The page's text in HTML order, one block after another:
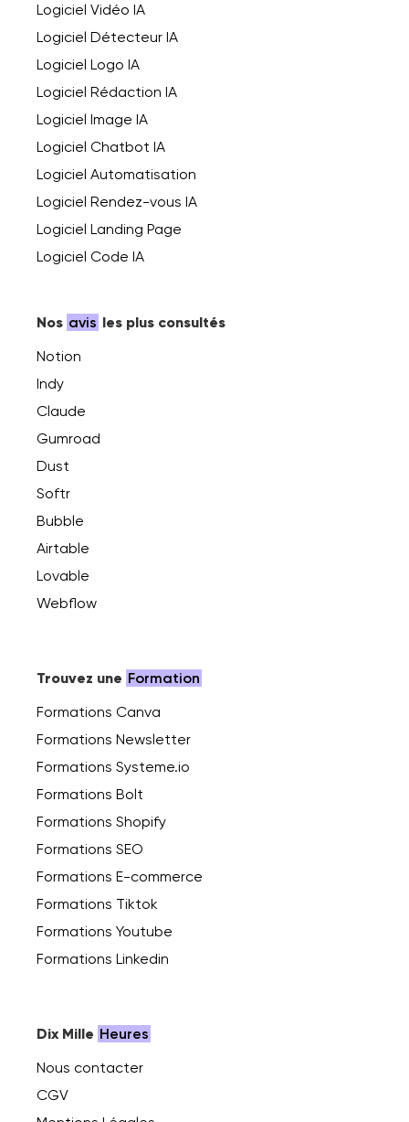
Logiciel Vidéo IA
Logiciel Détecteur IA
Logiciel Logo IA
Logiciel Rédaction IA
Logiciel Image IA
Logiciel Chatbot IA
Logiciel Automatisation
Logiciel Rendez-vous IA
Logiciel Landing Page
Logiciel Code IA
Nos avis les plus consultés
Notion
Indy
Claude
Gumroad
Dust
Softr
Bubble
Airtable
Lovable
Webflow
Trouvez une Formation
Formations Canva
Formations Newsletter
Formations Systeme.io
Formations Bolt
Formations Shopify
Formations SEO
Formations E-commerce
Formations Tiktok
Formations Youtube
Formations Linkedin
Dix Mille Heures
Nous contacter
CGV